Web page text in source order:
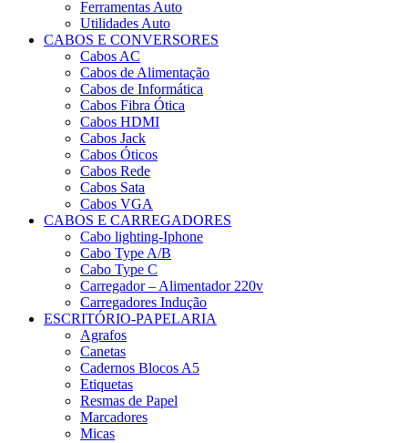
Ferramentas Auto
Utilidades Auto
CABOS E CONVERSORES
Cabos AC
Cabos de Alimentação
Cabos de Informática
Cabos Fibra Ótica
Cabos HDMI
Cabos Jack
Cabos Óticos
Cabos Rede
Cabos Sata
Cabos VGA
CABOS E CARREGADORES
Cabo lighting-Iphone
Cabo Type A/B
Cabo Type C
Carregador – Alimentador 220v
Carregadores Indução
ESCRITÓRIO-PAPELARIA
Agrafos
Canetas
Cadernos Blocos A5
Etiquetas
Resmas de Papel
Marcadores
Micas